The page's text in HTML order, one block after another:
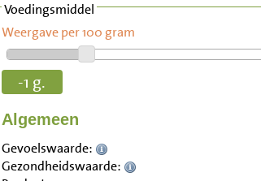
Voedingsmiddel
Weergave per 100 gram
-1 g.
Algemeen
Gevoelswaarde:
Gezondheidswaarde: